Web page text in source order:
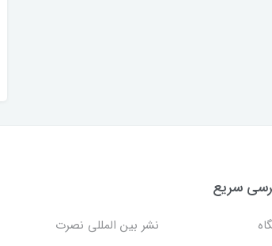
سریع
نشر بین المللی نصرت